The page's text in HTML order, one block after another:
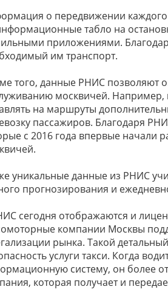
о передвижении каждого
табло на
приложениями.
им транспорт.
того, данные РНИС позволяют
москвичей. Например,
на маршруты
пассажиров. Благодаря
с 2016 года впервые начали
уникальные данные из РНИС
прогнозирования и
сегодня отображаются и
компании Москвы
рынка. Такой
услуги такси. Когда
систему, он более
которая получает и